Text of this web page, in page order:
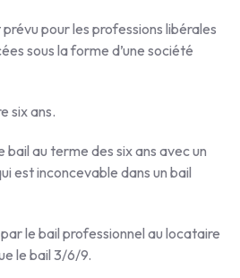
pour les professions libérales
sous la forme d’une société
six ans.
bail au terme des six ans avec un
est inconcevable dans un bail
le bail professionnel au locataire
le bail 3/6/9.